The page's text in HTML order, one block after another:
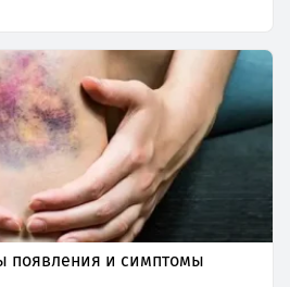
появления и симптомы